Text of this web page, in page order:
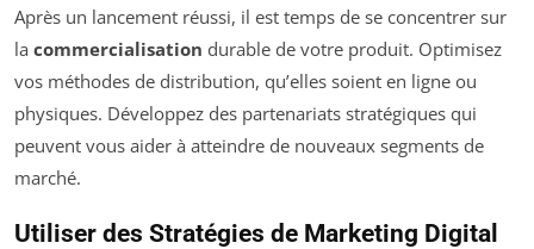
Après un lancement réussi, il est temps de se concentrer sur
la commercialisation durable de votre produit. Optimisez
vos méthodes de distribution, qu’elles soient en ligne ou
physiques. Développez des partenariats stratégiques qui
peuvent vous aider à atteindre de nouveaux segments de
marché.
Utiliser des Stratégies de Marketing Digital